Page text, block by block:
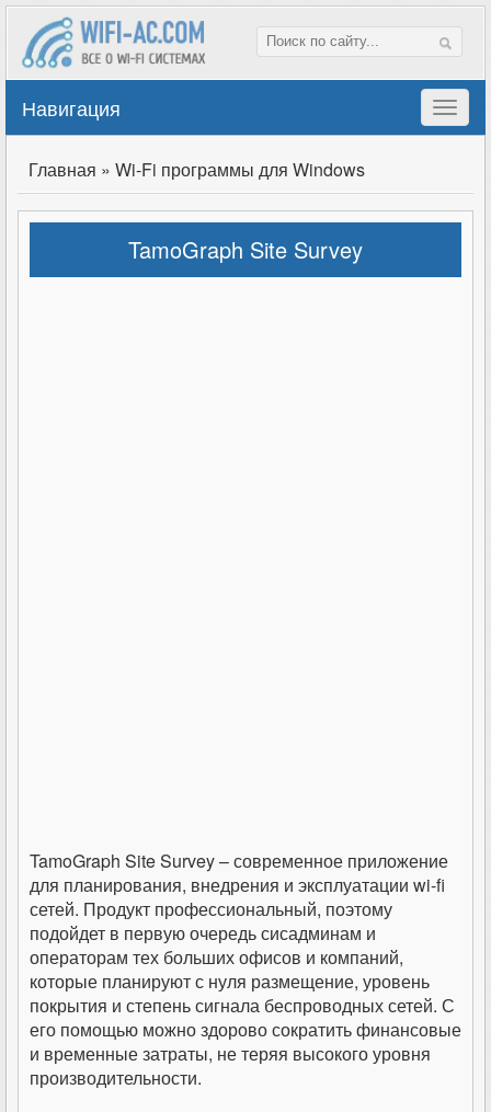
Навигация
Главная » Wi-Fi программы для Windows
TamoGraph Site Survey
TamoGraph Site Survey – современное приложение
для планирования, внедрения и эксплуатации wi-fi
сетей. Продукт профессиональный, поэтому
подойдет в первую очередь сисадминам и
операторам тех больших офисов и компаний,
которые планируют с нуля размещение, уровень
покрытия и степень сигнала беспроводных сетей. С
его помощью можно здорово сократить финансовые
и временные затраты, не теряя высокого уровня
производительности.